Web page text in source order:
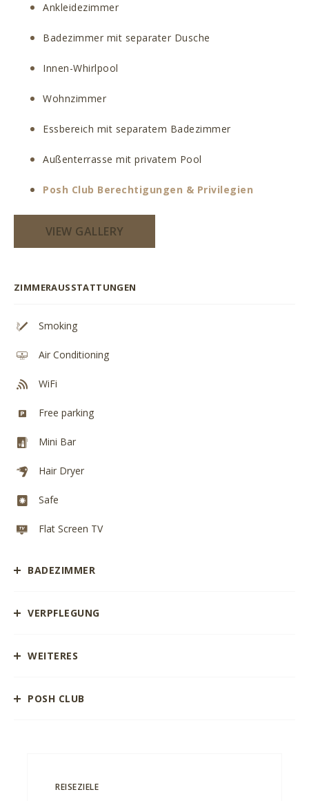
Ankleidezimmer
Badezimmer mit separater Dusche
Innen-Whirlpool
Wohnzimmer
Essbereich mit separatem Badezimmer
Außenterrasse mit privatem Pool
Posh Club Berechtigungen & Privilegien
VIEW GALLERY
ZIMMERAUSSTATTUNGEN
Smoking
Air Conditioning
WiFi
Free parking
Mini Bar
Hair Dryer
Safe
Flat Screen TV
BADEZIMMER
VERPFLEGUNG
WEITERES
POSH CLUB
REISEZIELE